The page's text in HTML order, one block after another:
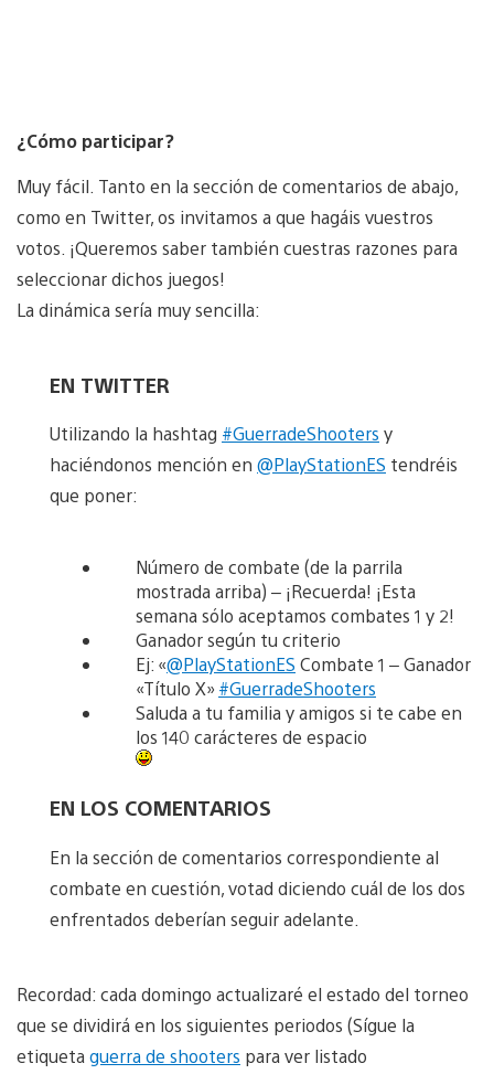
¿Cómo participar?
Muy fácil. Tanto en la sección de comentarios de abajo,
como en Twitter, os invitamos a que hagáis vuestros
votos. ¡Queremos saber también cuestras razones para
seleccionar dichos juegos!
La dinámica sería muy sencilla:
EN TWITTER
Utilizando la hashtag #GuerradeShooters y
haciéndonos mención en @PlayStationES tendréis
que poner:
Número de combate (de la parrila
mostrada arriba) – ¡Recuerda! ¡Esta
semana sólo aceptamos combates 1 y 2!
Ganador según tu criterio
Ej: «@PlayStationES Combate 1 – Ganador
«Título X» #GuerradeShooters
Saluda a tu familia y amigos si te cabe en
los 140 carácteres de espacio
EN LOS COMENTARIOS
En la sección de comentarios correspondiente al
combate en cuestión, votad diciendo cuál de los dos
enfrentados deberían seguir adelante.
Recordad: cada domingo actualizaré el estado del torneo
que se dividirá en los siguientes periodos (Sígue la
etiqueta guerra de shooters para ver listado